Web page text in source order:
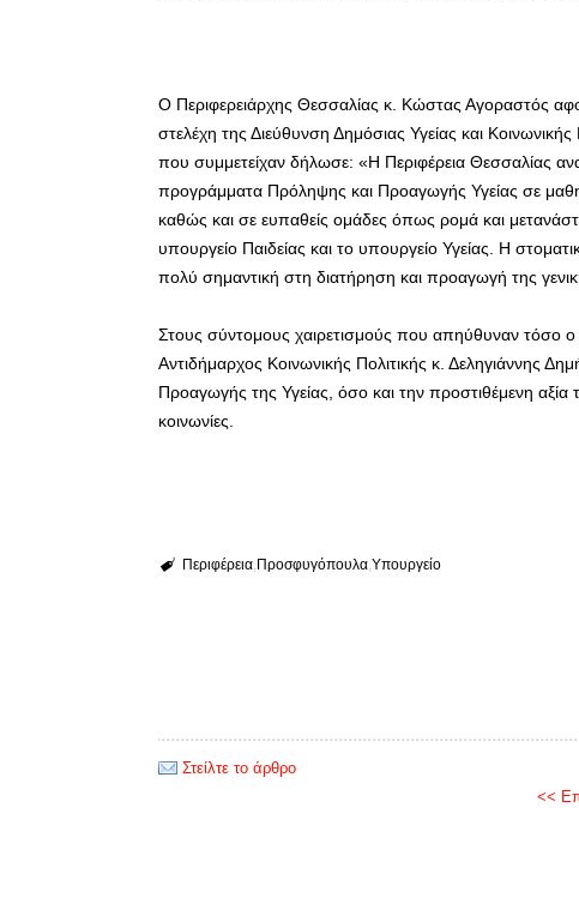
Ο Περιφερειάρχης Θεσσαλίας κ. Κώστας Αγοραστός
στελέχη της Διεύθυνση Δημόσιας Υγείας και
που συμμετείχαν δήλωσε: «Η Περιφέρεια Θεσσαλίας
προγράμματα Πρόληψης και Προαγωγής Υγείας σε
καθώς και σε ευπαθείς ομάδες όπως ρομά και
υπουργείο Παιδείας και το υπουργείο Υγείας. Η
πολύ σημαντική στη διατήρηση και προαγωγή της
Στους σύντομους χαιρετισμούς που απηύθυναν τόσο ο
Αντιδήμαρχος Κοινωνικής Πολιτικής κ. Δεληγιάννης
Προαγωγής της Υγείας, όσο και την προστιθέμενη αξία
κοινωνίες.
Περιφέρεια Προσφυγόπουλα Υπουργείο
Στείλτε το άρθρο
<<